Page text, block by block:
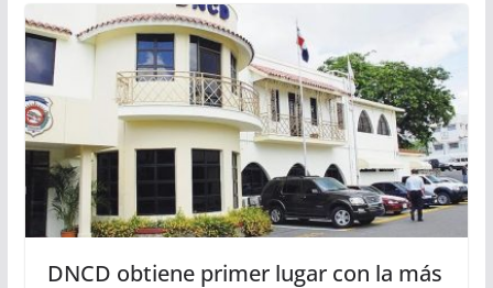
DNCD obtiene primer lugar con la más